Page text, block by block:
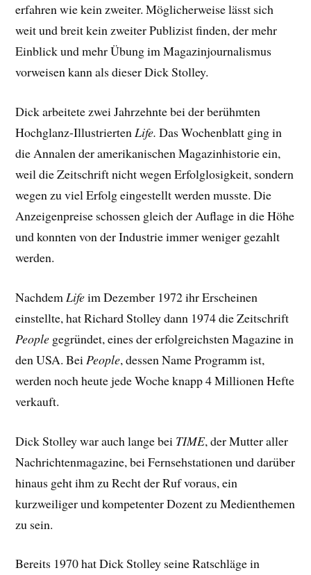
erfahren wie kein zweiter. Möglicherweise lässt sich
weit und breit kein zweiter Publizist finden, der mehr
Einblick und mehr Übung im Magazinjournalismus
vorweisen kann als dieser Dick Stolley.
Dick arbeitete zwei Jahrzehnte bei der berühmten
Hochglanz-IllustriertenLife.Das Wochenblatt ging in
die Annalen der amerikanischen Magazinhistorie ein,
weil die Zeitschrift nicht wegen Erfolglosigkeit, sondern
wegen zu viel Erfolg eingestellt werden musste. Die
Anzeigenpreise schossen gleich der Auflage in die Höhe
und konnten von der Industrie immer weniger gezahlt
werden.
Nachdem Lifeim Dezember 1972 ihr Erscheinen
einstellte, hat Richard Stolley dann 1974 die Zeitschrift
People gegründet, eines der erfolgreichsten Magazine in
den USA. Bei People, dessen Name Programm ist,
werden noch heute jede Woche knapp 4 Millionen Hefte
verkauft.
Dick Stolley war auch lange bei TIME, der Mutter aller
Nachrichtenmagazine, bei Fernsehstationen und darüber
hinaus geht ihm zu Recht der Ruf voraus, ein
kurzweiliger und kompetenter Dozent zu Medienthemen
zu sein.
Bereits 1970 hat Dick Stolley seine Ratschläge in